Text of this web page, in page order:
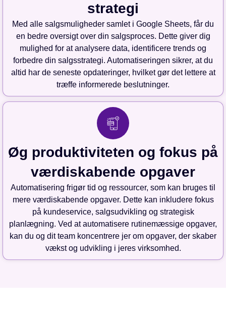
strategi
Med alle salgsmuligheder samlet i Google Sheets, får du
en bedre oversigt over din salgsproces. Dette giver dig
mulighed for at analysere data, identificere trends og
forbedre din salgsstrategi. Automatiseringen sikrer, at du
altid har de seneste opdateringer, hvilket gør det lettere at
træffe informerede beslutninger.
Øg produktiviteten og fokus på
værdiskabende opgaver
Automatisering frigør tid og ressourcer, som kan bruges til
mere værdiskabende opgaver. Dette kan inkludere fokus
på kundeservice, salgsudvikling og strategisk
planlægning. Ved at automatisere rutinemæssige opgaver,
kan du og dit team koncentrere jer om opgaver, der skaber
vækst og udvikling i jeres virksomhed.